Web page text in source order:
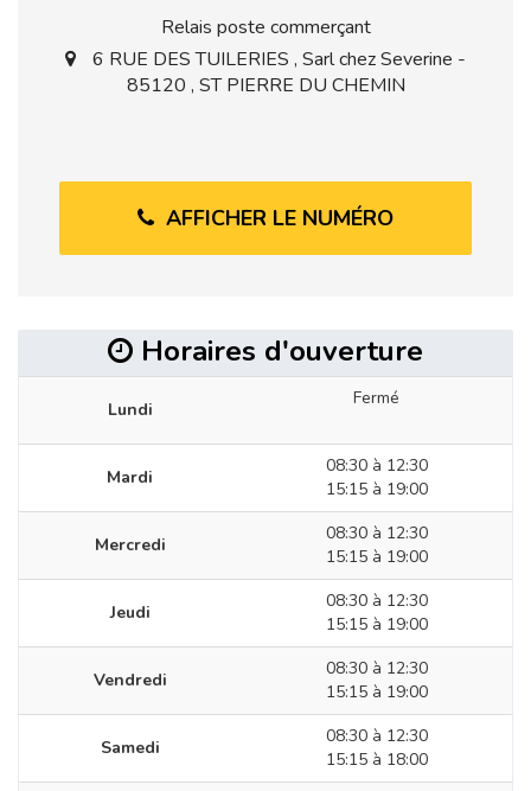
Relais poste commerçant
6 RUE DES TUILERIES , Sarl chez Severine -
85120 , ST PIERRE DU CHEMIN
AFFICHER LE NUMÉRO
Horaires d'ouverture
Lundi
Fermé
Mardi
08:30 à 12:30
15:15 à 19:00
Mercredi
08:30 à 12:30
15:15 à 19:00
Jeudi
08:30 à 12:30
15:15 à 19:00
Vendredi
08:30 à 12:30
15:15 à 19:00
Samedi
08:30 à 12:30
15:15 à 18:00